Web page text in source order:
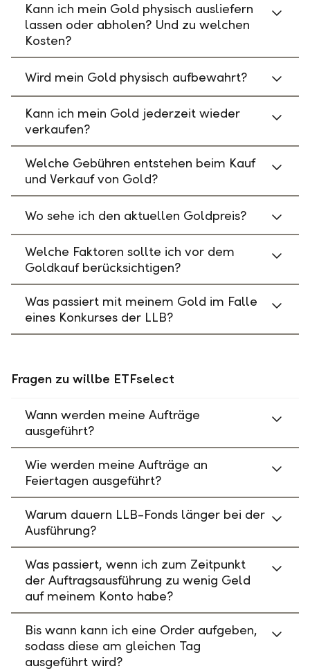
Kann ich mein Gold physisch ausliefern
lassen oder abholen? Und zu welchen
Kosten?
Wird mein Gold physisch aufbewahrt?
Kann ich mein Gold jederzeit wieder
verkaufen?
Welche Gebühren entstehen beim Kauf
und Verkauf von Gold?
Wo sehe ich den aktuellen Goldpreis?
Welche Faktoren sollte ich vor dem
Goldkauf berücksichtigen?
Was passiert mit meinem Gold im Falle
eines Konkurses der LLB?
Fragen zu willbe ETFselect
Wann werden meine Aufträge
ausgeführt?
Wie werden meine Aufträge an
Feiertagen ausgeführt?
Warum dauern LLB-Fonds länger bei der
Ausführung?
Was passiert, wenn ich zum Zeitpunkt
der Auftragsausführung zu wenig Geld
auf meinem Konto habe?
Bis wann kann ich eine Order aufgeben,
sodass diese am gleichen Tag
ausgeführt wird?